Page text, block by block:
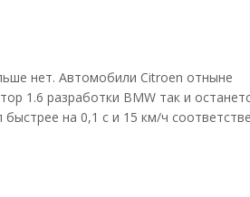
нет. Автомобили Citroen отныне
1.6 разработки BMW так и
на 0,1 с и 15 км/ч